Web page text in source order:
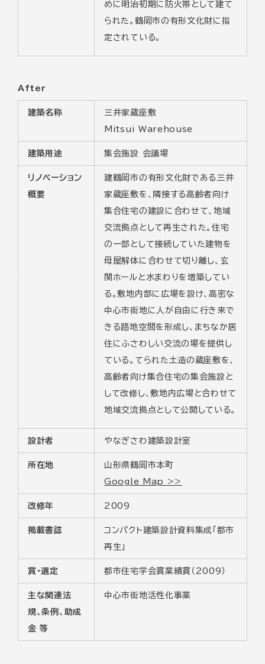
めに明治初期に防火帯として建て
られた。鶴岡市の有形文化財に指
定されている。
After
建築名称
三井家蔵座敷
Mitsui Warehouse
建築用途 集会施設 会議場
リノベーション
概要
建鶴岡市の有形文化財である三井
家蔵座敷を、隣接する高齢者向け
集合住宅の建設に合わせて、地域
交流拠点として再生された。住宅
の一部として接続していた建物を
母屋解体に合わせて切り離し、玄
関ホールと水まわりを増築してい
る。敷地内部に広場を設け、高密な
中心市街地に人が自由に行き来で
きる路地空間を形成し、まちなか居
住にふさわしい交流の場を提供し
ている。てられた土造の蔵座敷を、
高齢者向け集合住宅の集会施設と
して改修し、敷地内広場と合わせて
地域交流拠点として公開している。
設計者 やなぎさわ建築設計室
所在地
山形県鶴岡市本町
Google Map >>
改修年 2009
掲載書誌
コンパクト建築設計資料集成「都市
再生」
賞・選定 都市住宅学会賞業績賞（2009）
主な関連法
規、条例、助成
金 等
中心市街地活性化事業